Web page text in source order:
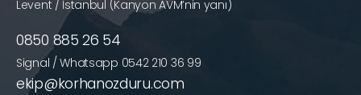
Levent / İstanbul (Kanyon AVM’nin yanı)
0850 885 26 54
Signal / Whatsapp 0542 210 36 99
ekip@korhanozduru.com